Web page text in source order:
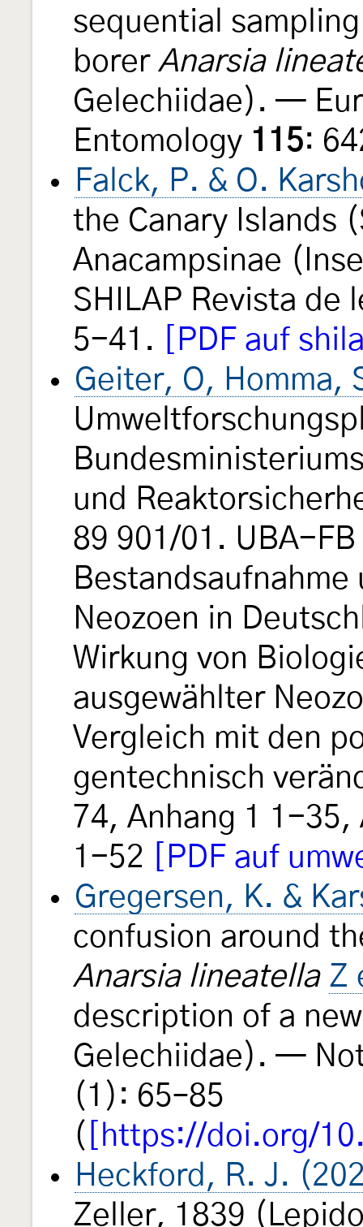
sequential
borer Anarsia
Gelechiidae). —
Entomology 115:
Falck, P. & O.
the Canary Islands
Anacampsinae
SHILAP Revista
5-41.
[PDF auf
Geiter, O, Homma,
und
89 901/01. UBA-
Neozoen in
Wirkung von
ausgewählter
Vergleich mit den
gentechnisch
74, Anhang 1 1-
1-52
[PDF auf
Gregersen, K. &
confusion around
Anarsia lineatella Z
description of a
Gelechiidae). —
(1): 65–85
(
[https://doi.org/
Heckford, R. J.
Zeller, 1839